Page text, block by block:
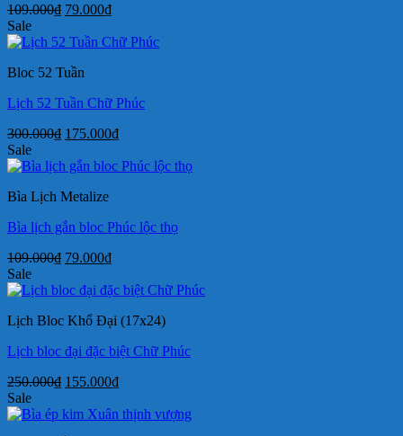
109.000₫ Giá
là:
79.000₫Giá
tại
Sale
Bloc 52 Tuần
Lịch 52 Tuần Chữ Phúc
300.000₫ Giá
là:
175.000₫Giá
tại
Sale
Bìa Lịch Metalize
Bìa lịch gắn bloc Phúc lộc thọ
109.000₫ Giá
là:
79.000₫Giá
tại
79.000₫.
Sale
Lịch Bloc Khổ Đại (17x24)
Lịch bloc đại đặc biệt Chữ Phúc
250.000₫ Giá
là:
155.000₫Giá
tại
Sale